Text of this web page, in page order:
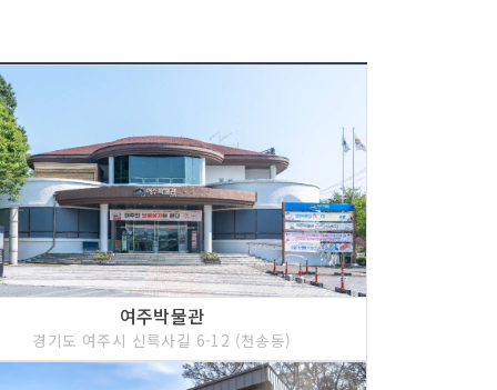
여주박물관
경기도 여주시 신륵사길 6-12 (천송동)